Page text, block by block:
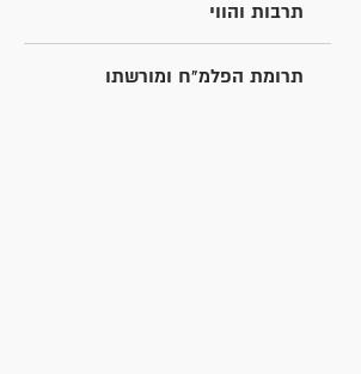
תרבות והווי
תרומת הפלמ"ח ומורשתו